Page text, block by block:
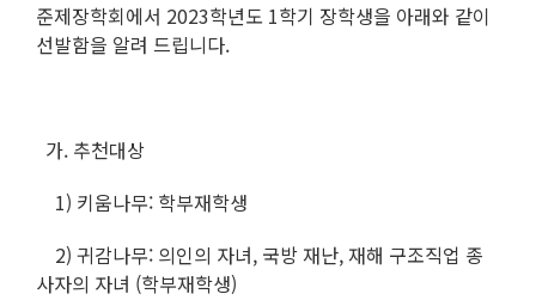
준제장학회에서 2023학년도 1학기 장학생을 아래와 같이
선발함을 알려 드립니다.
가. 추천대상
1) 키움나무: 학부재학생
2) 귀감나무: 의인의 자녀, 국방 재난, 재해 구조직업 종
사자의 자녀 (학부재학생)